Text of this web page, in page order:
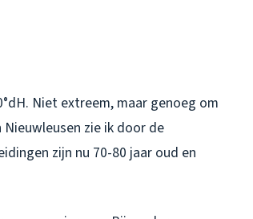
Niet extreem, maar genoeg om
zie ik door de
zijn nu 70-80 jaar oud en